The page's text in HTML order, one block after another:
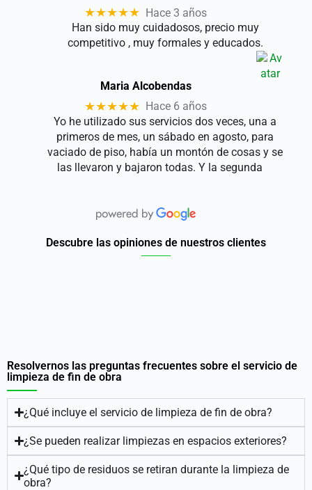
Descubre las opiniones de nuestros clientes
★★★★★ Hace 3 años
Han sido muy cuidadosos, precio muy
competitivo , muy formales y educados.
Maria Alcobendas
★★★★★
Hace 6 años
Yo he utilizado sus servicios dos veces, una a
primeros de mes, un sábado en agosto, para
vaciado de piso, había un montón de cosas y se
las llevaron y bajaron todas. Y la segunda
Resolvernos las preguntas frecuentes sobre el servicio de
limpieza de fin de obra
¿Qué incluye el servicio de limpieza de fin de obra?
¿Se pueden realizar limpiezas en espacios exteriores?
¿Qué tipo de residuos se retiran durante la limpieza de
obra?